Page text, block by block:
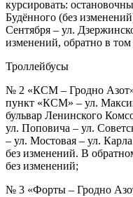
курсировать:
Будённого (без
Сентября – ул.
изменений, обратно в
Троллейбусы
№ 2 «КСМ – Гродно Азот»
пункт «КСМ» – ул.
бульвар Ленинского
ул. Поповича – ул.
– ул. Мостовая – ул.
без изменений. В
без изменений;
№ 3 «Форты – Гродно